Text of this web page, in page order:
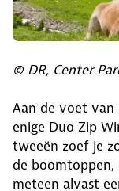
© DR, Center
Aan de voet van
enige Duo Zip
tweeën zoef je
de boomtoppen,
meteen alvast